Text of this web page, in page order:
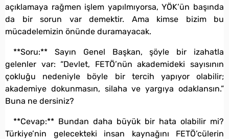
açıklamaya rağmen işlem yapılmıyorsa, YÖK’ün başında
da bir sorun var demektir. Ama kimse bizim bu
mücadelemizin önünde duramayacak.
**Soru:** Sayın Genel Başkan, şöyle bir izahatla
gelenler var: “Devlet, FETÖ’nün akademideki sayısının
çokluğu nedeniyle böyle bir tercih yapıyor olabilir;
akademiye dokunmasın, silaha ve yargıya odaklansın.”
Buna ne dersiniz?
**Cevap:** Bundan daha büyük bir hata olabilir mi?
Türkiye’nin gelecekteki insan kaynağını FETÖ’cülerin